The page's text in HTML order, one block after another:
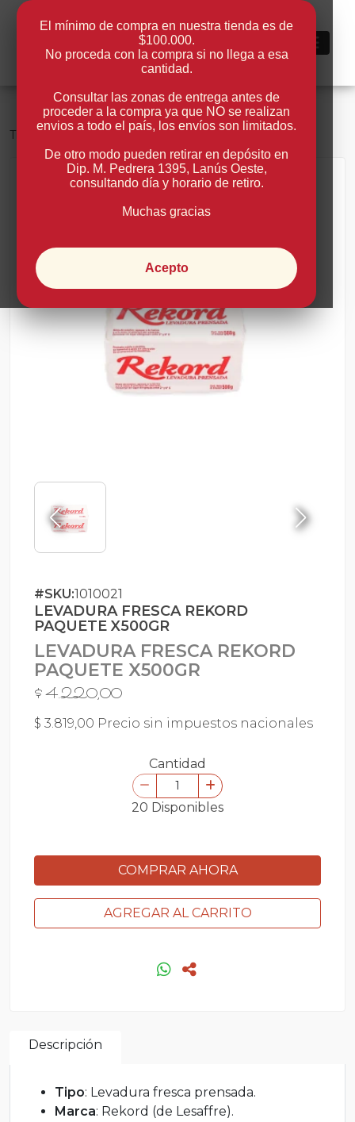
Tienda Levadura> Rekford
Volver
#SKU:1010021
LEVADURA FRESCA REKORD
PAQUETE X500GR
LEVADURA FRESCA REKORD
PAQUETE X500GR
$ 4.220,00
$ 3.819,00 Precio sin impuestos nacionales
Cantidad
20 Disponibles
COMPRAR AHORA
AGREGAR AL CARRITO
Descripción
Tipo: Levadura fresca prensada.
Marca: Rekord (de Lesaffre).
El mínimo de compra en nuestra tienda es de
$100.000.
No proceda con la compra si no llega a esa
cantidad.
Consultar las zonas de entrega antes de
proceder a la compra ya que NO se realizan
envios a todo el país, los envíos son limitados.
De otro modo pueden retirar en depósito en
Dip. M. Pedrera 1395, Lanús Oeste,
consultando día y horario de retiro.
Muchas gracias
Acepto